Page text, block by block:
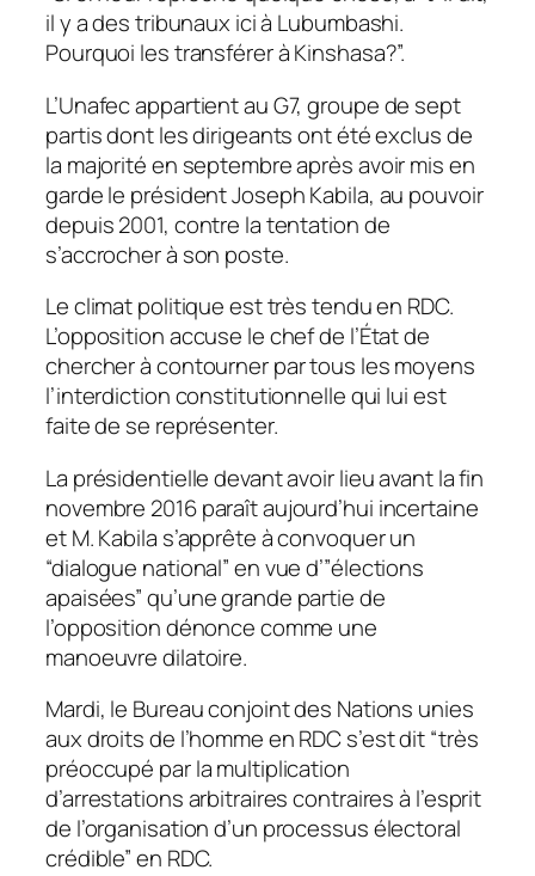
il y a des tribunaux ici à Lubumbashi.
Pourquoi les transférer à Kinshasa?”.
L’Unafec appartient au G7, groupe de sept
partis dont les dirigeants ont été exclus de
la majorité en septembre après avoir mis en
garde le président Joseph Kabila, au pouvoir
depuis 2001, contre la tentation de
s’accrocher à son poste.
Le climat politique est très tendu en RDC.
L’opposition accuse le chef de l’État de
chercher à contourner par tous les moyens
l’interdiction constitutionnelle qui lui est
faite de se représenter.
La présidentielle devant avoir lieu avant la fin
novembre 2016 paraît aujourd’hui incertaine
et M. Kabila s’apprête à convoquer un
“dialogue national” en vue d’”élections
apaisées” qu’une grande partie de
l’opposition dénonce comme une
manoeuvre dilatoire.
Mardi, le Bureau conjoint des Nations unies
aux droits de l’homme en RDC s’est dit “très
préoccupé par la multiplication
d’arrestations arbitraires contraires à l’esprit
de l’organisation d’un processus électoral
crédible” en RDC.